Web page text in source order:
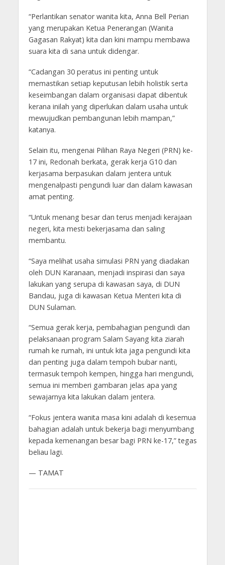
“Perlantikan senator wanita kita, Anna Bell Perian
yang merupakan Ketua Penerangan (Wanita
Gagasan Rakyat) kita dan kini mampu membawa
suara kita di sana untuk didengar.
“Cadangan 30 peratus ini penting untuk
memastikan setiap keputusan lebih holistik serta
keseimbangan dalam organisasi dapat dibentuk
kerana inilah yang diperlukan dalam usaha untuk
mewujudkan pembangunan lebih mampan,”
katanya.
Selain itu, mengenai Pilihan Raya Negeri (PRN) ke-
17 ini, Redonah berkata, gerak kerja G10 dan
kerjasama berpasukan dalam jentera untuk
mengenalpasti pengundi luar dan dalam kawasan
amat penting.
“Untuk menang besar dan terus menjadi kerajaan
negeri, kita mesti bekerjasama dan saling
membantu.
“Saya melihat usaha simulasi PRN yang diadakan
oleh DUN Karanaan, menjadi inspirasi dan saya
lakukan yang serupa di kawasan saya, di DUN
Bandau, juga di kawasan Ketua Menteri kita di
DUN Sulaman.
“Semua gerak kerja, pembahagian pengundi dan
pelaksanaan program Salam Sayang kita ziarah
rumah ke rumah, ini untuk kita jaga pengundi kita
dan penting juga dalam tempoh bubar nanti,
termasuk tempoh kempen, hingga hari mengundi,
semua ini memberi gambaran jelas apa yang
sewajarnya kita lakukan dalam jentera.
“Fokus jentera wanita masa kini adalah di kesemua
bahagian adalah untuk bekerja bagi menyumbang
kepada kemenangan besar bagi PRN ke-17,” tegas
beliau lagi.
— TAMAT